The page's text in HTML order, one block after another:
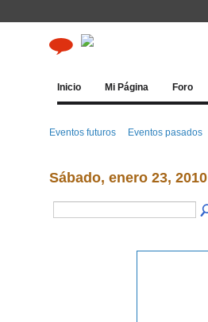
Inicio Mi Página Foro
Eventos futuros Eventos pasados
Sábado, enero 23, 2010